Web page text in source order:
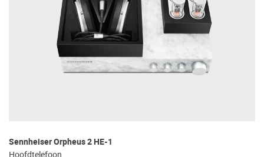
Sennheiser Orpheus 2 HE-1